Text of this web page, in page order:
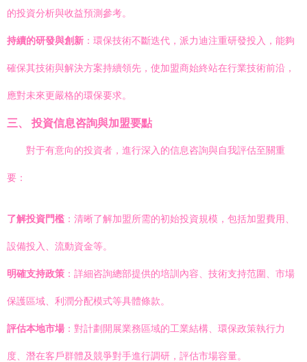
的投資分析與收益預測參考。
持續的研發與創新 ：環保技術不斷迭代，派力迪注重研發投入，能夠
確保其技術與解決方案持續領先，使加盟商始終站在行業技術前沿，
應對未來更嚴格的環保要求。
三、 投資信息咨詢與加盟要點
對于有意向的投資者，進行深入的信息咨詢與自我評估至關重
要：
了解投資門檻 ：清晰了解加盟所需的初始投資規模，包括加盟費用、
設備投入、流動資金等。
明確支持政策 ：詳細咨詢總部提供的培訓內容、技術支持范圍、市場
保護區域、利潤分配模式等具體條款。
評估本地市場 ：對計劃開展業務區域的工業結構、環保政策執行力
度、潛在客戶群體及競爭對手進行調研，評估市場容量。